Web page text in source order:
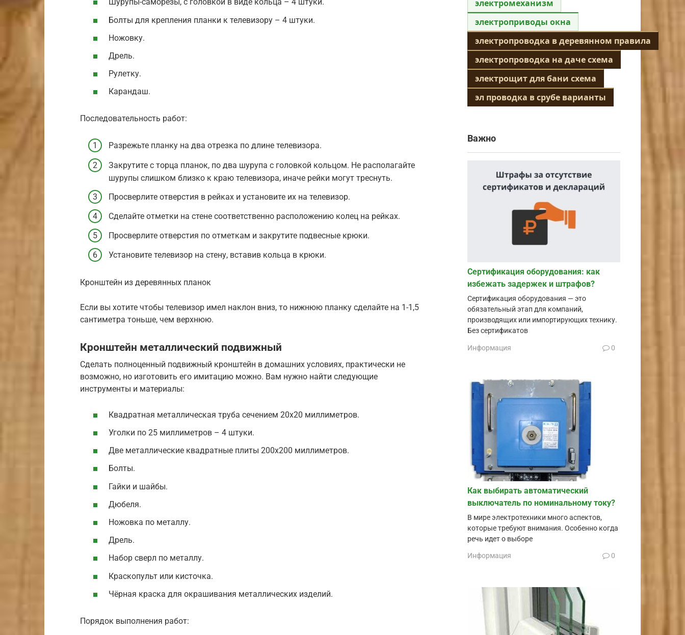
Шурупы-саморезы, с головкой в виде кольца – 4 штуки.
Болты для крепления планки к телевизору – 4 штуки.
Ножовку.
Дрель.
Рулетку.
Карандаш.
Последовательность работ:
Разрежьте планку на два отрезка по длине телевизора.
Закрутите с торца планок, по два шурупа с головкой кольцом. Не располагайте
шурупы слишком близко к краю телевизора, иначе рейки могут треснуть.
Просверлите отверстия в рейках и установите их на телевизор.
Сделайте отметки на стене соответственно расположению колец на рейках.
Просверлите отверстия по отметкам и закрутите подвесные крюки.
Установите телевизор на стену, вставив кольца в крюки.
Кронштейн из деревянных планок
Если вы хотите чтобы телевизор имел наклон вниз, то нижнюю планку сделайте на 1-1,5
сантиметра тоньше, чем верхнюю.
Кронштейн металлический подвижный
Сделать полноценный подвижный кронштейн в домашних условиях, практически не
возможно, но изготовить его имитацию можно. Вам нужно найти следующие
инструменты и материалы:
Квадратная металлическая труба сечением 20х20 миллиметров.
Уголки по 25 миллиметров – 4 штуки.
Две металлические квадратные плиты 200х200 миллиметров.
Болты.
Гайки и шайбы.
Дюбеля.
Ножовка по металлу.
Дрель.
Набор сверл по металлу.
Краскопульт или кисточка.
Чёрная краска для окрашивания металлических изделий.
Порядок выполнения работ:
электромеханизм
электроприводы окна
электропроводка в деревянном правила
электропроводка на даче схема
электрощит для бани схема
эл проводка в срубе варианты
Важно
Сертификация оборудования: как
избежать задержек и штрафов?
Сертификация оборудования — это
обязательный этап для компаний,
производящих или импортирующих технику.
Без сертификатов
Информация 0
Как выбирать автоматический
выключатель по номинальному току?
В мире электротехники много аспектов,
которые требуют внимания. Особенно когда
речь идет о выборе
Информация 0